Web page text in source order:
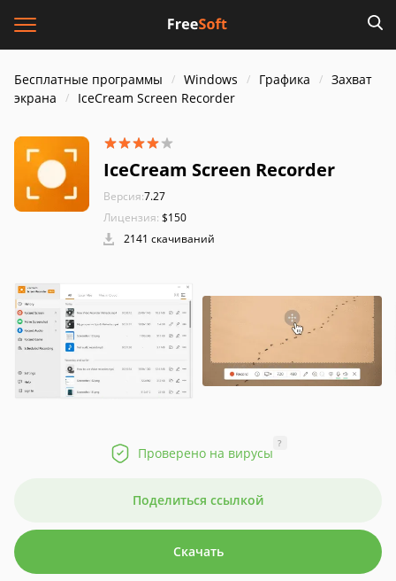
Бесплатные программы Windows Графика
Захват
экрана
IceCream Screen Recorder
IceCream Screen Recorder
Версия:7.27
Лицензия: $150
2141 скачиваний
Проверено на вирусы
?
Поделиться ссылкой
Скачать